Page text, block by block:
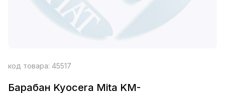
код товара: 45517
Барабан Kyocera Mita KM-